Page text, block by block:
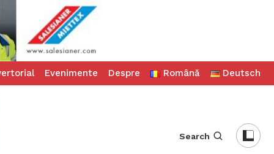
Evenimente Despre Română Deutsch
Search